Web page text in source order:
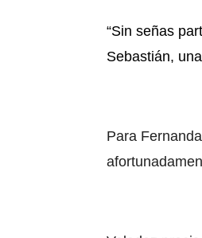
“Sin señas
Sebastián,
Para